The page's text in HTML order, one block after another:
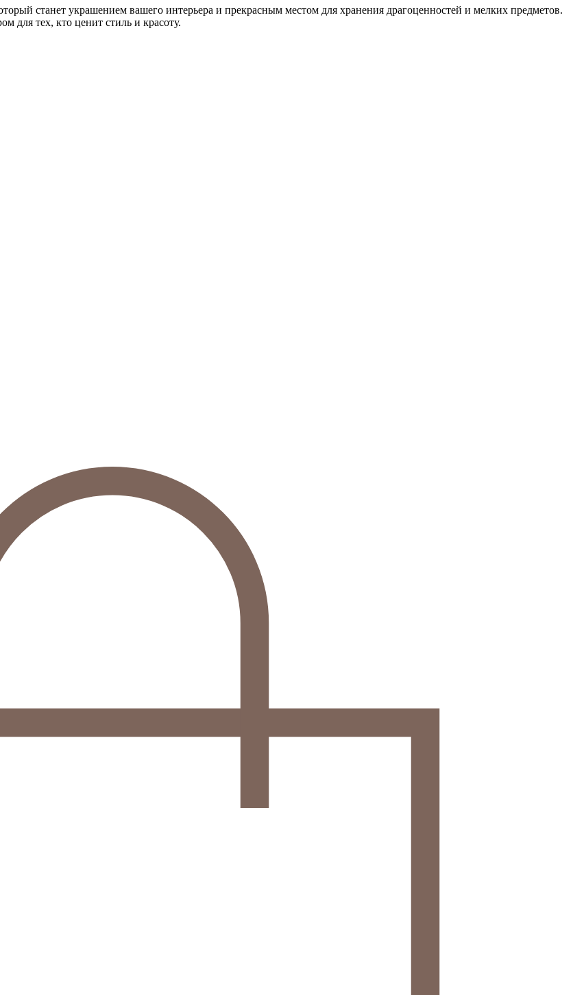
станет украшением вашего интерьера и прекрасным местом для хранения драгоценностей и мелких предметов.
для тех, кто ценит стиль и красоту.